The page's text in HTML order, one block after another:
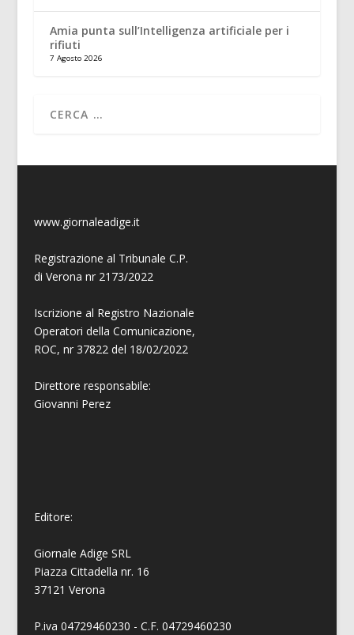
Amia punta sull’Intelligenza artificiale per i
rifiuti
7 Agosto 2026
www.giornaleadige.it
Registrazione al Tribunale C.P.
di Verona nr 2173/2022
Iscrizione al Registro Nazionale
Operatori della Comunicazione,
ROC, nr 37822 del 18/02/2022
Direttore responsabile:
Giovanni Perez
Editore:
Giornale Adige SRL
Piazza Cittadella nr. 16
37121 Verona
P.iva 04729460230 - C.F. 04729460230